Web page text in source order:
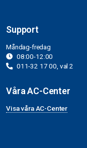
Support
Måndag-fredag
08:00-12:00
011-32 17 00, val 2
Våra AC-Center
Visa våra AC-Center